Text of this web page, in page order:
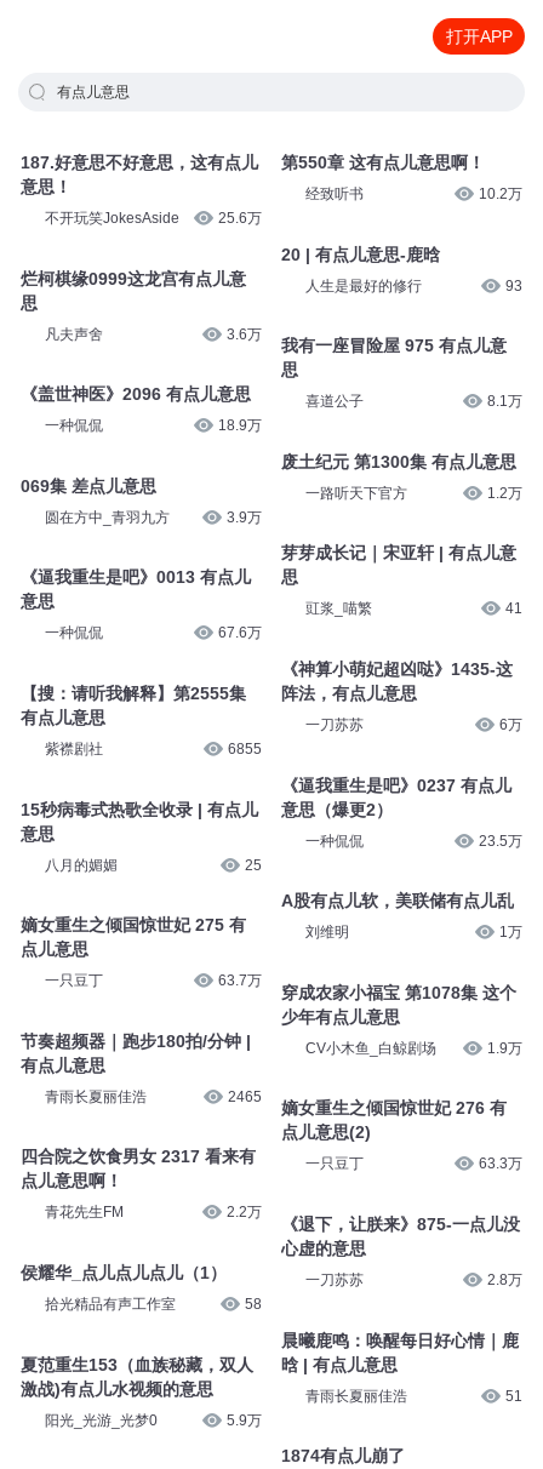
打开APP
有点儿意思
187.好意思不好意思，这有点儿
意思！
不开玩笑JokesAside 25.6万
烂柯棋缘0999这龙宫有点儿意
思
凡夫声舍 3.6万
《盖世神医》2096 有点儿意思
一种侃侃 18.9万
069集 差点儿意思
圆在方中_青羽九方 3.9万
《逼我重生是吧》0013 有点儿
意思
一种侃侃 67.6万
【搜：请听我解释】第2555集
有点儿意思
紫襟剧社 6855
15秒病毒式热歌全收录 | 有点儿
意思
八月的媚媚 25
嫡女重生之倾国惊世妃 275 有
点儿意思
一只豆丁 63.7万
节奏超频器｜跑步180拍/分钟 |
有点儿意思
青雨长夏丽佳浩 2465
四合院之饮食男女 2317 看来有
点儿意思啊！
青花先生FM 2.2万
侯耀华_点儿点儿点儿（1）
拾光精品有声工作室 58
夏范重生153（血族秘藏，双人
激战)有点儿水视频的意思
阳光_光游_光梦0 5.9万
第550章 这有点儿意思啊！
经致听书 10.2万
20 | 有点儿意思-鹿晗
人生是最好的修行 93
我有一座冒险屋 975 有点儿意
思
喜道公子 8.1万
废土纪元 第1300集 有点儿意思
一路听天下官方 1.2万
芽芽成长记｜宋亚轩 | 有点儿意
思
豇浆_喵繁 41
《神算小萌妃超凶哒》1435-这
阵法，有点儿意思
一刀苏苏 6万
《逼我重生是吧》0237 有点儿
意思（爆更2）
一种侃侃 23.5万
A股有点儿软，美联储有点儿乱
刘维明 1万
穿成农家小福宝 第1078集 这个
少年有点儿意思
CV小木鱼_白鲸剧场 1.9万
嫡女重生之倾国惊世妃 276 有
点儿意思(2)
一只豆丁 63.3万
《退下，让朕来》875-一点儿没
心虚的意思
一刀苏苏 2.8万
晨曦鹿鸣：唤醒每日好心情｜鹿
晗 | 有点儿意思
青雨长夏丽佳浩 51
1874有点儿崩了